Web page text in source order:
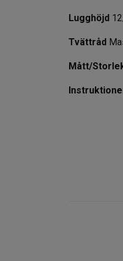
Lugghöjd
Tvättråd
Mått/